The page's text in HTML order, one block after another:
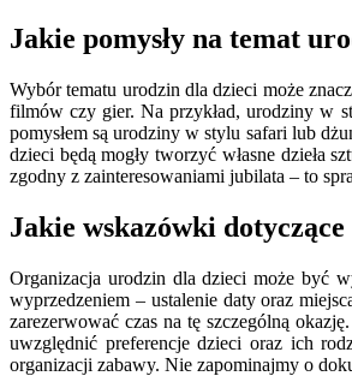
Jakie pomysły na temat
Wybór tematu urodzin dla dzieci może
filmów czy gier. Na przykład, urodziny w
pomysłem są urodziny w stylu safari lub
dzieci będą mogły tworzyć własne dzieła
zgodny z zainteresowaniami jubilata – to
Jakie wskazówki
Organizacja urodzin dla dzieci może być
wyprzedzeniem – ustalenie daty oraz
zarezerwować czas na tę szczególną
uwzględnić preferencje dzieci oraz ich
organizacji zabawy. Nie zapominajmy o